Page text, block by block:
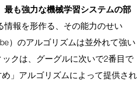
も強力な機械学習システムの部
報を形作る、その能力のせい
）のアルゴリズムは並外れて強い
クは、グーグルに次いで2番目で
」アルゴリズムによって提供され